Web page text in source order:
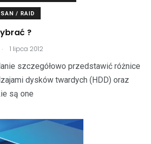
/ RAID
?
. 1 lipca 2012
szczegółowo przedstawić różnice
dysków twardych (HDD) oraz
są one